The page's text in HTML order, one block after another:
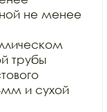
не менее
трубы
и сухой